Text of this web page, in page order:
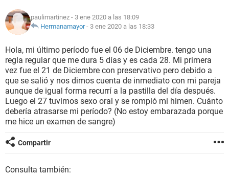
NUTRICIÓN
BIENESTAR
SEXUALIDAD
GLOSARIO
paulimartinez - 3 ene 2020 a las 18:09
Hermanamayor- 3 ene 2020 a las 18:33
Hola, mi último período fue el 06 de Diciembre. tengo una
regla regular que me dura 5 días y es cada 28. Mi primera
vez fue el 21 de Diciembre con preservativo pero debido a
que se salió y nos dimos cuenta de inmediato con mi pareja
aunque de igual forma recurrí a la pastilla del día después.
Luego el 27 tuvimos sexo oral y se rompió mi himen. Cuánto
debería atrasarse mi período? (No estoy embarazada porque
me hice un examen de sangre)
Compartir
Consulta también: